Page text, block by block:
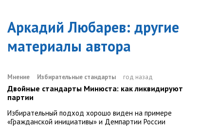
Аркадий Любарев: другие
материалы автора
Мнение Избирательные стандарты год назад
Двойные стандарты Минюста: как ликвидируют
партии
Избирательный подход хорошо виден на примере
«Гражданской инициативы» и Демпартии России